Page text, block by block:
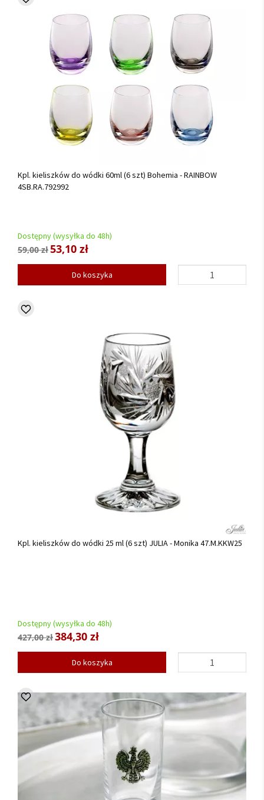
Kpl. kieliszków do wódki 60ml (6 szt) Bohemia - RAINBOW
4SB.RA.792992
Dostępny (wysyłka do 48h)
59,00 zł53,10 zł
Do koszyka
Kpl. kieliszków do wódki 25 ml (6 szt) JULIA - Monika 47.M.KKW25
Dostępny (wysyłka do 48h)
427,00 zł384,30 zł
Do koszyka